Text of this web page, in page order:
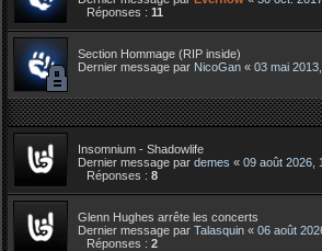
Réponses : 11
Section Hommage (RIP inside)
Dernier message par NicoGan « 03 mai
Insomnium - Shadowlife
Dernier message par demes « 09 août 2026,
Réponses : 8
Glenn Hughes arrête les concerts
Dernier message par Talasquin « 06 août
Réponses : 2